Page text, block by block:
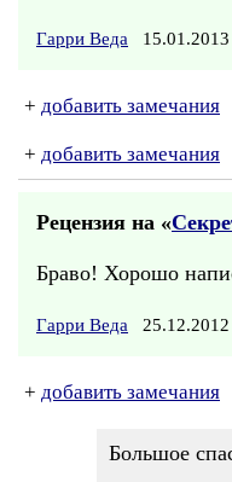
Гарри Веда
+ добавить замечания
+ добавить замечания
Рецензия на «
Браво! Хорошо
Гарри Веда
+ добавить замечания
Большое